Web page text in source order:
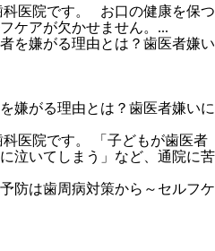
科医院です。 お口の健康を保つ
ケアが欠かせません。...
嫌がる理由とは？歯医者嫌いに
医院です。 「子どもが歯医者
泣いてしまう」など、通院に苦